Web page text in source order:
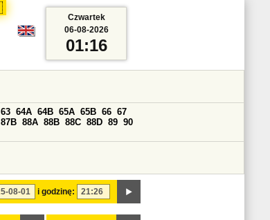
i godzinę:
63 64A 64B 65A 65B 66 67
87B 88A 88B 88C 88D 89 90
Czwartek
06-08-2026
01:16